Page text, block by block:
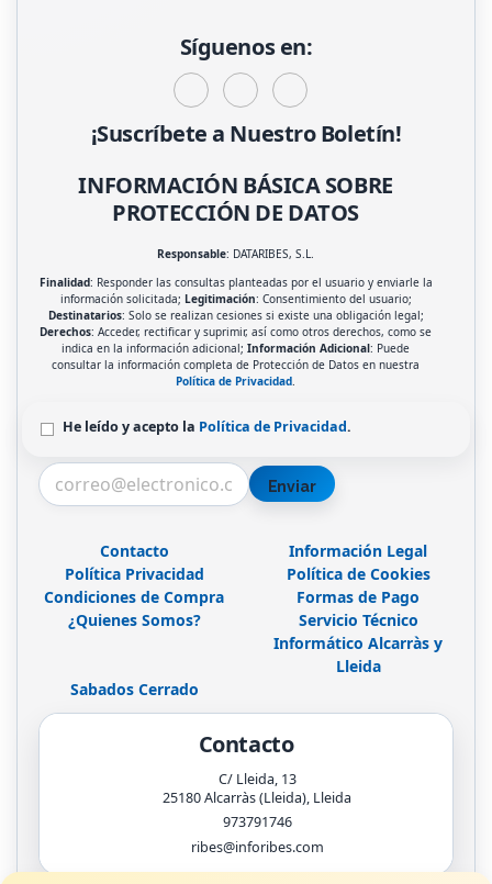
Síguenos en:
¡Suscríbete a Nuestro Boletín!
INFORMACIÓN BÁSICA SOBRE
PROTECCIÓN DE DATOS
Responsable: DATARIBES, S.L.
Finalidad: Responder las consultas planteadas por el usuario y enviarle la
información solicitada; Legitimación: Consentimiento del usuario;
Destinatarios: Solo se realizan cesiones si existe una obligación legal;
Derechos: Acceder, rectificar y suprimir, así como otros derechos, como se
indica en la información adicional;Información Adicional: Puede
consultar la información completa de Protección de Datos en nuestra
Política de Privacidad
He leído y acepto la Política de Privacidad.
Enviar
Contacto
Información Legal
Política Privacidad
Política de Cookies
Condiciones de Compra
Formas de Pago
¿Quienes Somos?
Servicio Técnico
Informático Alcarràs y
Lleida
Sabados Cerrado
Contacto
C/ Lleida, 13
25180Alcarràs (Lleida), Lleida
973791746
ribes@inforibes.com